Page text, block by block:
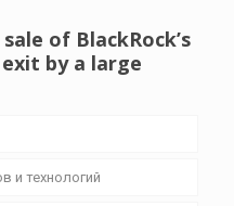
of BlackRock’s
by a large
и технологий